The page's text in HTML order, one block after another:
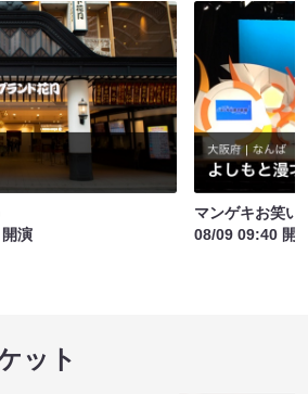
演
マンゲキお笑い
08/09 09:40 開
ット